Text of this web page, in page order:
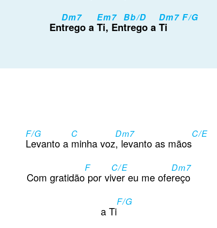
En
Dm7
trego a
Em7
Ti, En
Bb/D
trego a
Dm7 F/G
Ti
F/G
Levanto a
C
minha voz
Dm7
, levanto as mãos
C/E
Com gratidão
F
por vi
C/E
ver eu me ofe
Dm7
reço
a Ti
F/G